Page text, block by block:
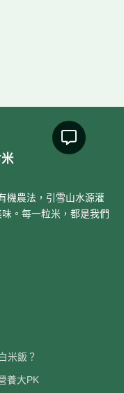
機農法，引雪山水源灌
。每一粒米，都是我們
米飯？
養大PK